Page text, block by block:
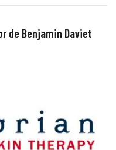
de Benjamin Daviet